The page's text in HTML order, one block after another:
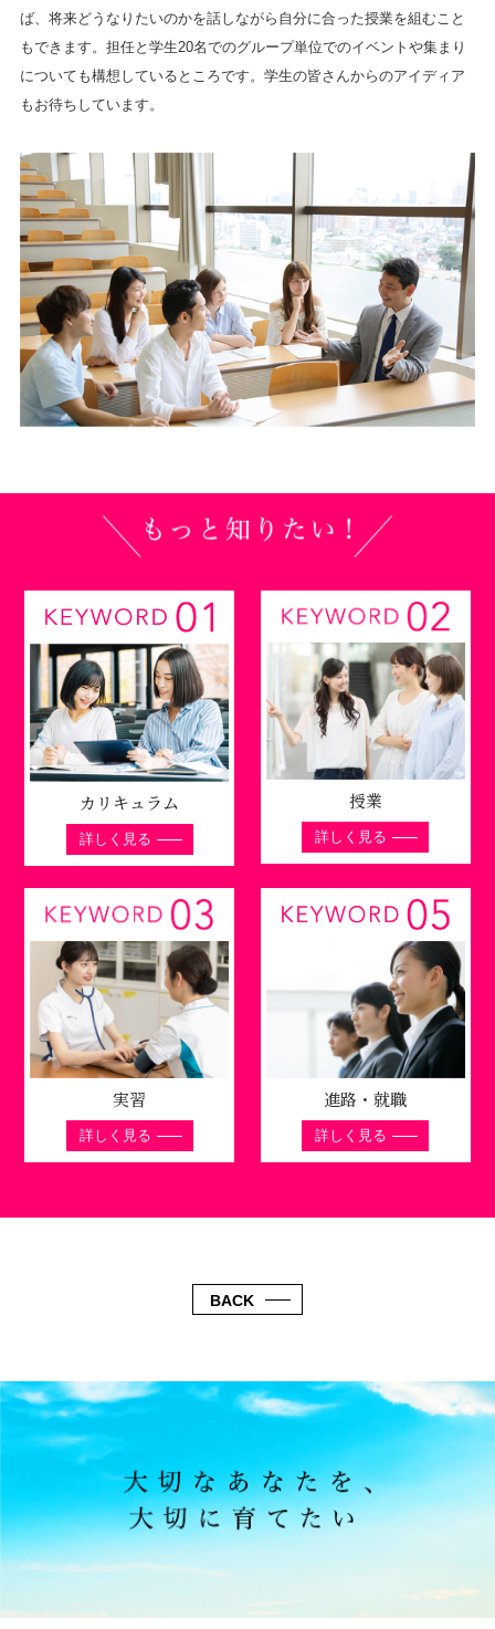
ば、将来どうなりたいのかを話しながら自分に合った授業を組むこと
もできます。担任と学生20名でのグループ単位でのイベントや集まり
についても構想しているところです。学生の皆さんからのアイディア
もお待ちしています。
カリキュラム
詳しく見る
授業
詳しく見る
実習
詳しく見る
進路・就職
詳しく見る
BACK